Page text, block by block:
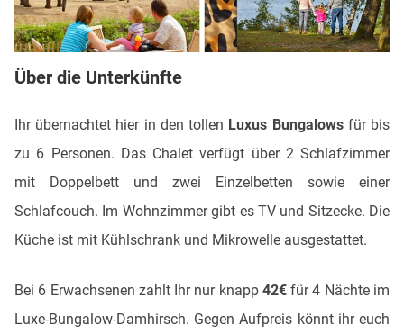
Über die Unterkünfte
Ihr übernachtet hier in den tollen Luxus Bungalowsfür bis
zu 6 Personen. Das Chalet verfügt über 2 Schlafzimmer
mit Doppelbett und zwei Einzelbetten sowie einer
Schlafcouch. Im Wohnzimmer gibt es TV und Sitzecke. Die
Küche ist mit Kühlschrank und Mikrowelle ausgestattet.
Bei 6 Erwachsenen zahlt Ihr nur knapp 42€für 4 Nächte im
Luxe-Bungalow-Damhirsch. Gegen Aufpreis könnt ihr euch